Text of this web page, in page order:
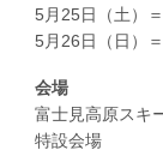
5月25日（土）
5月26日（日）
会場
富士見高原スキ
特設会場